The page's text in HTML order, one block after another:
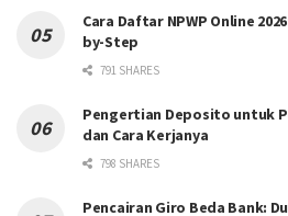
Cara Daftar NPWP Online
by-Step
791 SHARES
Pengertian Deposito untuk
dan Cara Kerjanya
798 SHARES
Pencairan Giro Beda Bank: